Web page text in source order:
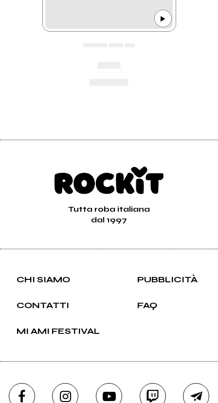
Tutta roba italiana
dal 1997
CHI SIAMO PUBBLICITÀ
CONTATTI FAQ
MI AMI FESTIVAL